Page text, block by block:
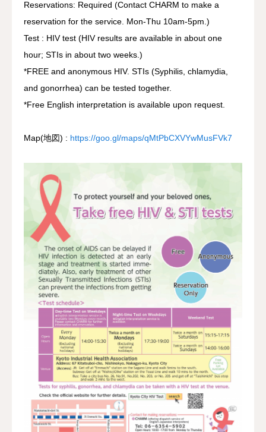
Reservations: Required (Contact CHARM to make a
reservation for the service. Mon-Thu 10am-5pm.)
Test : HIV test (HIV results are available in about one
hour; STIs in about two weeks.)
*FREE and anonymous HIV. STIs (Syphilis, chlamydia,
and gonorrhea) can be tested together.
*Free English interpretation is available upon request.
Map(地図) : https://goo.gl/maps/qMtPbCXVYwMusFVk7